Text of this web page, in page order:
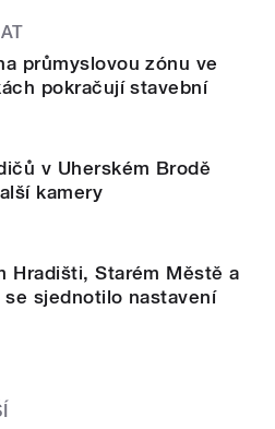
průmyslovou zónu ve
pokračují stavební
v Uherském Brodě
kamery
Hradišti, Starém Městě a
sjednotilo nastavení